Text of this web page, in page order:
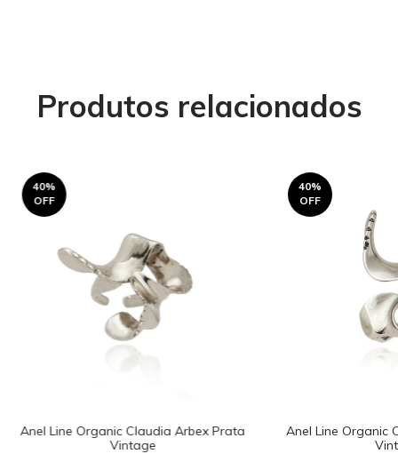
Produtos relacionados
40%
OFF
Anel Line Organic Claudia Arbex Prata
Vintage
40%
OFF
Anel Line Organic